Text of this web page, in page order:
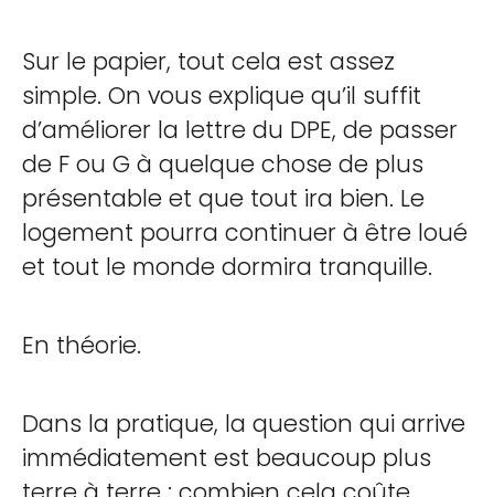
Sur le papier, tout cela est assez
simple. On vous explique qu’il suffit
d’améliorer la lettre du DPE, de passer
de F ou G à quelque chose de plus
présentable et que tout ira bien. Le
logement pourra continuer à être loué
et tout le monde dormira tranquille.
En théorie.
Dans la pratique, la question qui arrive
immédiatement est beaucoup plus